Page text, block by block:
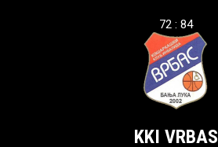
72 : 84
KKI VRBAS